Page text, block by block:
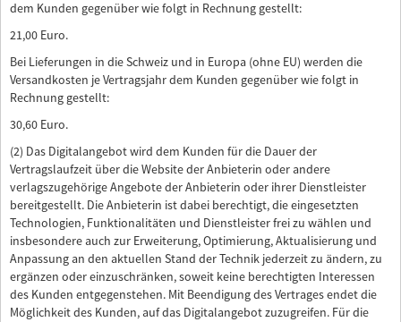
dem Kunden gegenüber wie folgt in Rechnung gestellt:
21,00 Euro.
Bei Lieferungen in die Schweiz und in Europa (ohne EU) werden die
Versandkosten je Vertragsjahr dem Kunden gegenüber wie folgt in
Rechnung gestellt:
30,60 Euro.
(2) Das Digitalangebot wird dem Kunden für die Dauer der
Vertragslaufzeit über die Website der Anbieterin oder andere
verlagszugehörige Angebote der Anbieterin oder ihrer Dienstleister
bereitgestellt. Die Anbieterin ist dabei berechtigt, die eingesetzten
Technologien, Funktionalitäten und Dienstleister frei zu wählen und
insbesondere auch zur Erweiterung, Optimierung, Aktualisierung und
Anpassung an den aktuellen Stand der Technik jederzeit zu ändern, zu
ergänzen oder einzuschränken, soweit keine berechtigten Interessen
des Kunden entgegenstehen. Mit Beendigung des Vertrages endet die
Möglichkeit des Kunden, auf das Digitalangebot zuzugreifen. Für die